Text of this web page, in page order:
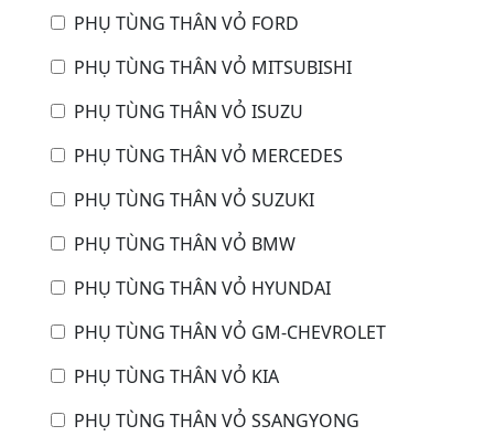
PHỤ TÙNG THÂN VỎ FORD
PHỤ TÙNG THÂN VỎ MITSUBISHI
PHỤ TÙNG THÂN VỎ ISUZU
PHỤ TÙNG THÂN VỎ MERCEDES
PHỤ TÙNG THÂN VỎ SUZUKI
PHỤ TÙNG THÂN VỎ BMW
PHỤ TÙNG THÂN VỎ HYUNDAI
PHỤ TÙNG THÂN VỎ GM-CHEVROLET
PHỤ TÙNG THÂN VỎ KIA
PHỤ TÙNG THÂN VỎ SSANGYONG